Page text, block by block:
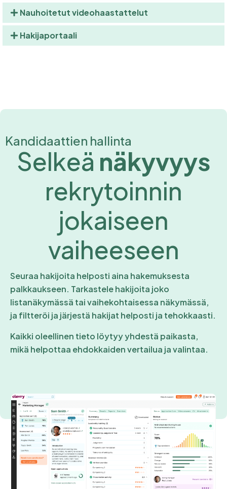
Nauhoitetut videohaastattelut
Hakijaportaali
Kandidaattien hallinta
Selkeä näkyvyys
rekrytoinnin
jokaiseen
vaiheeseen
Seuraa hakijoita helposti aina hakemuksesta
palkkaukseen. Tarkastele hakijoita joko
listanäkymässä tai vaihekohtaisessa näkymässä,
ja filtteröi ja järjestä hakijat helposti ja tehokkaasti.
Kaikki oleellinen tieto löytyy yhdestä paikasta,
mikä helpottaa ehdokkaiden vertailua ja valintaa.